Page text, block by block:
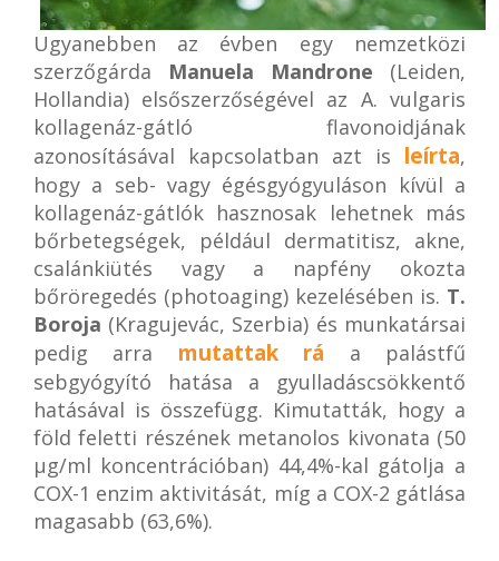
Ugyanebben az évben egy nemzetközi
szerzőgárda Manuela Mandrone (Leiden,
Hollandia) elsőszerzőségével az A. vulgaris
kollagenáz-gátló flavonoidjának
azonosításával kapcsolatban azt is leírta,
hogy a seb- vagy égésgyógyuláson kívül a
kollagenáz-gátlók hasznosak lehetnek más
bőrbetegségek, például dermatitisz, akne,
csalánkiütés vagy a napfény okozta
bőröregedés (photoaging) kezelésében is. T.
Boroja (Kragujevác, Szerbia) és munkatársai
pedig arra mutattak rá a palástfű
sebgyógyító hatása a gyulladáscsökkentő
hatásával is összefügg. Kimutatták, hogy a
föld feletti részének metanolos kivonata (50
µg/ml koncentrációban) 44,4%-kal gátolja a
COX-1 enzim aktivitását, míg a COX-2 gátlása
magasabb (63,6%).